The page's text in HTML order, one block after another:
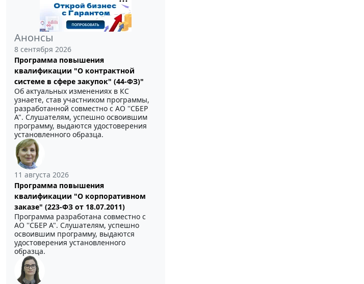
Анонсы
8 сентября 2026
Программа повышения
квалификации "О контрактной
системе в сфере закупок" (44-ФЗ)"
Об актуальных изменениях в КС
узнаете, став участником программы,
разработанной совместно с АО ''СБЕР
А". Слушателям, успешно освоившим
программу, выдаются удостоверения
установленного образца.
11 августа 2026
Программа повышения
квалификации "О корпоративном
заказе" (223-ФЗ от 18.07.2011)
Программа разработана совместно с
АО ''СБЕР А". Слушателям, успешно
освоившим программу, выдаются
удостоверения установленного
образца.